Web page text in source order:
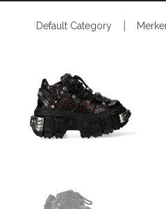
Default Category